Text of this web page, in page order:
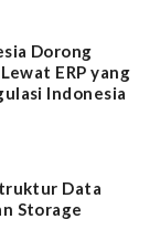
Dorong
ERP yang
Indonesia
Data
Storage